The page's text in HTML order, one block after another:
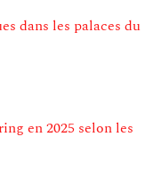
dans les palaces du
en 2025 selon les